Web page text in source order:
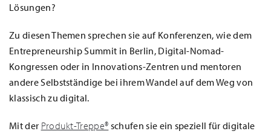
Lösungen?
Zu diesen Themen sprechen sie auf Konferenzen, wie dem
Entrepreneurship Summit in Berlin, Digital-Nomad-
Kongressen oder in Innovations-Zentren und mentoren
andere Selbstständige bei ihrem Wandel auf dem Weg von
klassisch zu digital.
Mit der Produkt-Treppe® schufen sie ein speziell für digitale